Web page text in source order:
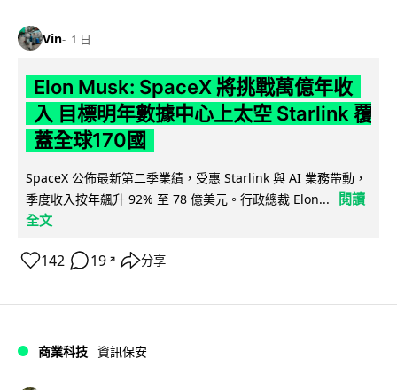
Vin 1 日
Elon Musk: SpaceX 將挑戰萬億年收
入 目標明年數據中心上太空 Starlink 覆
蓋全球170國
SpaceX 公佈最新第二季業績，受惠 Starlink 與 AI 業務帶動，
季度收入按年飆升 92% 至 78 億美元。行政總裁 Elon...
閱讀
全文
142 19 ↗ 分享
商業科技 資訊保安